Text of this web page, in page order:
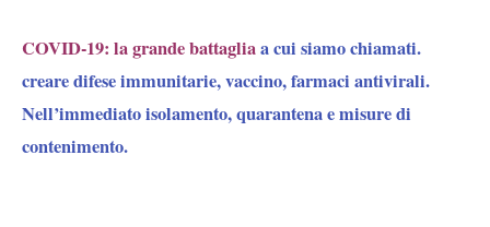
COVID-19: la grande battagliaa cui siamo chiamati.
creare difese immunitarie, vaccino, farmaci antivirali.
Nell’immediato isolamento, quarantena e misure di
contenimento.